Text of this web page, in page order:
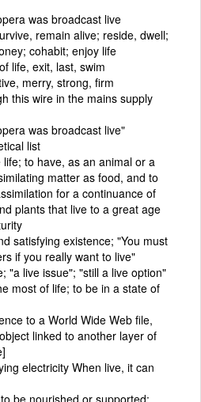
was broadcast live
remain alive; reside, dwell;
cohabit; enjoy life
life, exit, last, swim
merry, strong, firm
this wire in the mains supply
was broadcast live"
list
to have, as an animal or a
matter as food, and to
for a continuance of
plants that live to a great age
satisfying existence; "You must
if you really want to live"
"a live issue"; "still a live option"
most of life; to be in a state of
to a World Wide Web file,
linked to another layer of
electricity When live, it can
be nourished or supported;